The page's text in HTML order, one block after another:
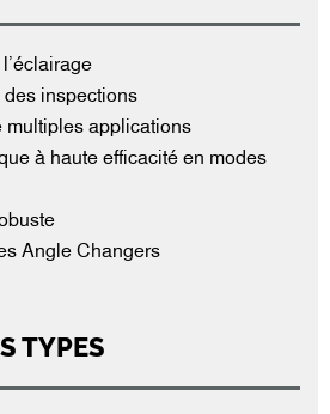
inspections
multiples applications
à haute efficacité en modes
Angle Changers
TYPES